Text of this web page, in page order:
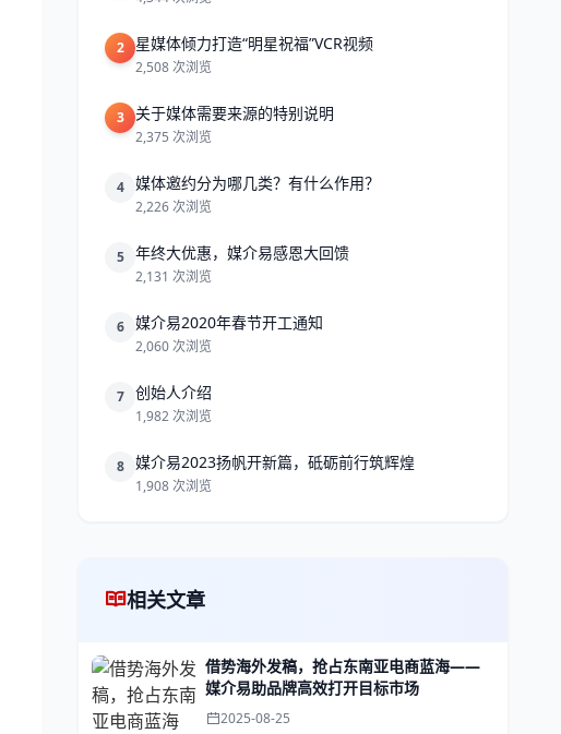
2 星媒体倾力打造“明星祝福”VCR视频
2,508 次浏览
3 关于媒体需要来源的特别说明
2,375 次浏览
4 媒体邀约分为哪几类？有什么作用？
2,226 次浏览
5 年终大优惠，媒介易感恩大回馈
2,131 次浏览
6 媒介易2020年春节开工通知
2,060 次浏览
7 创始人介绍
1,982 次浏览
8 媒介易2023扬帆开新篇，砥砺前行筑辉煌
1,908 次浏览
相关文章
借势海外发稿，抢占东南亚电商蓝海——
媒介易助品牌高效打开目标市场
2025-08-25